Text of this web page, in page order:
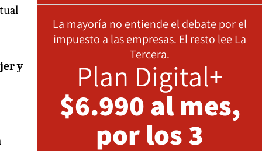
y
La mayoría no entiende el debate por el
impuesto a las empresas. El resto lee La
Tercera.
Plan Digital+
$6.990 al mes,
por los 3